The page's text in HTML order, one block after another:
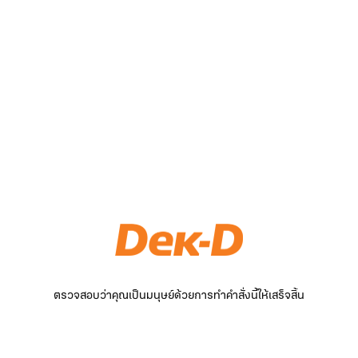
ตรวจสอบว่าคุณเป็นมนุษย์ด้วยการทำคำสั่งนี้ให้เสร็จสิ้น